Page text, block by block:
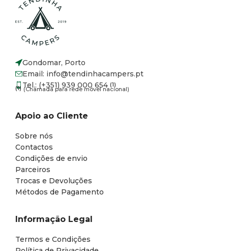
Gondomar, Porto
Email: info@tendinhacampers.pt
Tel.: (+351) 939 000 654 (1)
(1) (Chamada para rede móvel nacional)
Apoio ao Cliente
Sobre nós
Contactos
Condições de envio
Parceiros
Trocas e Devoluções
Métodos de Pagamento
Informação Legal
Termos e Condições